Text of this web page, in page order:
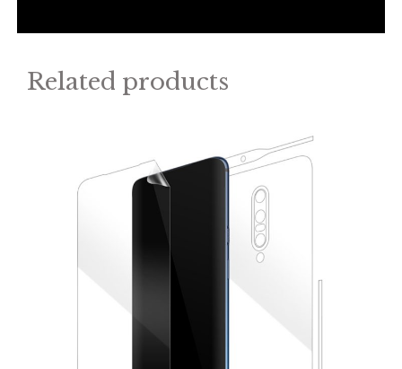
Related products